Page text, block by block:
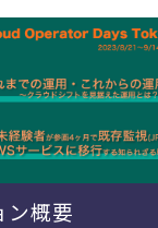
ン概要